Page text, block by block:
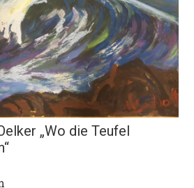
„Wo die Teufel